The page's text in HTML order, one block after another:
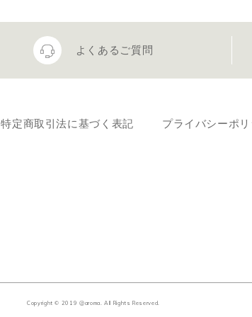
よくあるご質問
特定商取引法に基づく表記 プライバシーポ
Copyright © 2019 @aroma. All Rights Reserved.